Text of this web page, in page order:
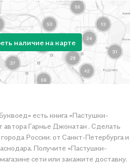
наличие на карте
есть книга «Пастушки-
автора Гарнье Джонатан . Сделать
России: от Санкт-Петербурга и
Получите «Пастушки-
сети или закажите доставку.